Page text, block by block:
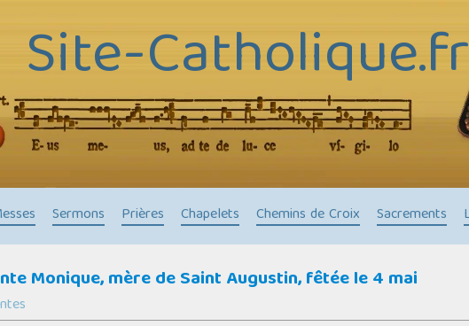
Site-Catholique.fr
Sermons Prières Chapelets Chemins de Croix Sacrements
Monique, mère de Saint Augustin, fêtée le 4 mai